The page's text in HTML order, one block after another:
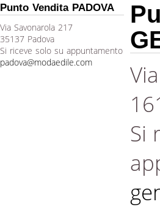
Punto Vendita PADOVA
Via Savonarola 217
35137 Padova
Si riceve solo su appuntamento
padova@modaedile.com
Si